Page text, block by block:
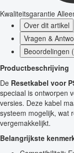
Kwaliteitsgarantie
Over dit artikel
Vragen &
Beoordelingen
Productbeschrijving
De Resetkabel voor
speciaal is ontworpen
versies. Deze kabel
systeem mogelijk, wat
vergemakkelijkt.
Belangrijkste